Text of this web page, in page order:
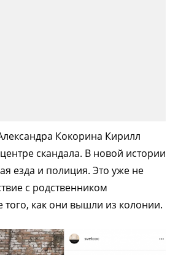
Кокорина Кирилл
скандала. В новой истории
езда и полиция. Это уже не
с родственником
того, как они вышли из колонии.